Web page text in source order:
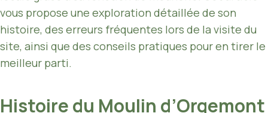
vous propose une exploration détaillée de son
histoire, des erreurs fréquentes lors de la visite du
site, ainsi que des conseils pratiques pour en tirer le
meilleur parti.
Histoire du Moulin d’Orgemont